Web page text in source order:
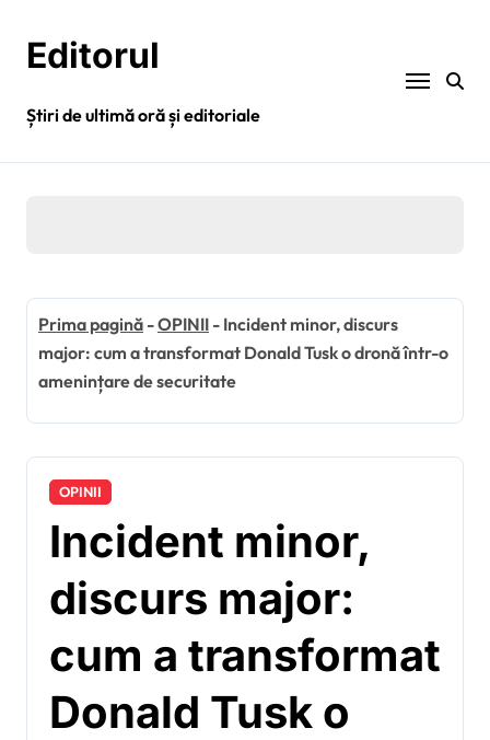
conținutEditorul
Știri de ultimă oră și editoriale
Prima pagină -OPINII - Incident minor, discurs
major: cum a transformat Donald Tusk o dronă într-o
amenințare de securitate
OPINII
Incident minor,
discurs major:
cum a transformat
Donald Tusk o